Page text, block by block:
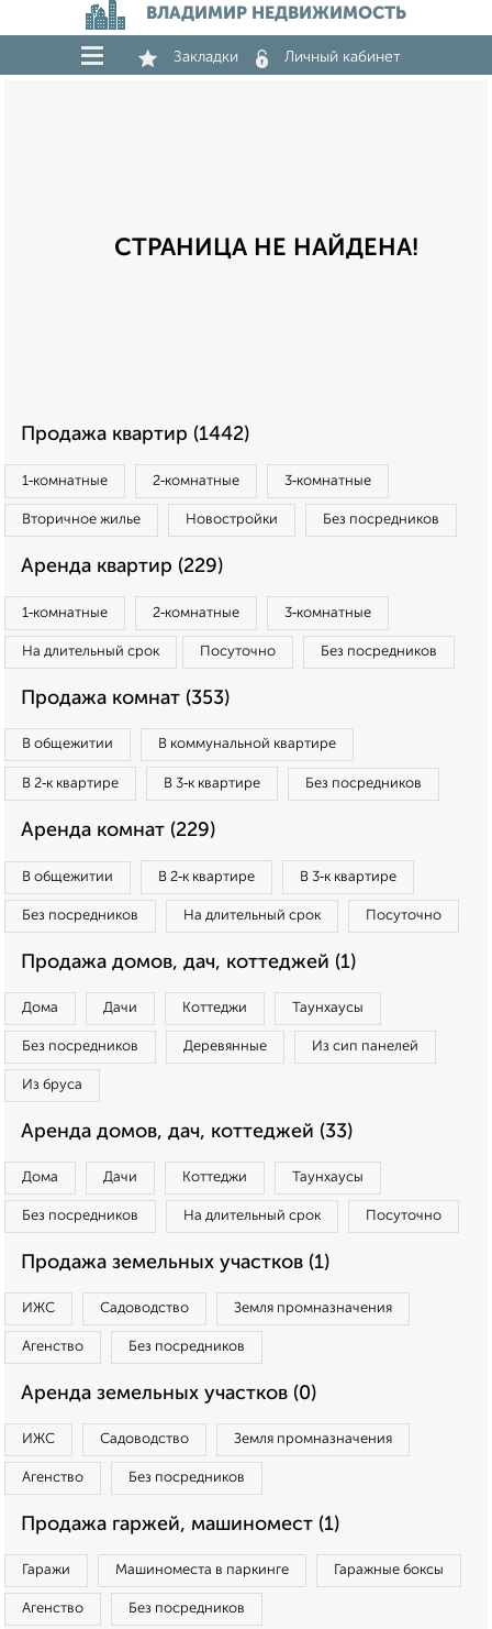
ВЛАДИМИР НЕДВИЖИМОСТЬ
Закладки Личный кабинет
СТРАНИЦА НЕ НАЙДЕНА!
Продажа квартир (1442)
1‑комнатные 2‑комнатные 3‑комнатные
Вторичное жилье Новостройки Без посредников
Аренда квартир (229)
1‑комнатные 2‑комнатные 3‑комнатные
На длительный срок Посуточно Без посредников
Продажа комнат (353)
В общежитии В коммунальной квартире
В 2‑к квартире В 3‑к квартире Без посредников
Аренда комнат (229)
В общежитии В 2‑к квартире В 3‑к квартире
Без посредников На длительный срок Посуточно
Продажа домов, дач, коттеджей (1)
Дома Дачи Коттеджи Таунхаусы
Без посредников Деревянные Из сип панелей
Из бруса
Аренда домов, дач, коттеджей (33)
Дома Дачи Коттеджи Таунхаусы
Без посредников На длительный срок Посуточно
Продажа земельных участков (1)
ИЖС Садоводство Земля промназначения
Агенство Без посредников
Аренда земельных участков (0)
ИЖС Садоводство Земля промназначения
Агенство Без посредников
Продажа гаржей, машиномест (1)
Гаражи Машиноместа в паркинге Гаражные боксы
Агенство Без посредников